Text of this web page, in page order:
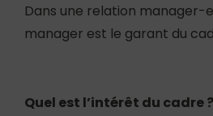
Dans une relation manager-
manager est le garant du
Quel est l’intérêt du cadre ?